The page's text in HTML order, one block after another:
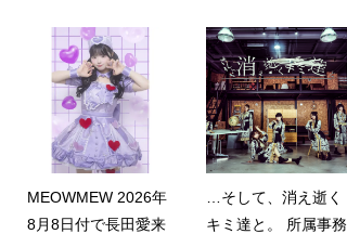
MEOWMEW 2026年
8月8日付で長田愛来
…そして、消え逝く
キミ達と。 所属事務